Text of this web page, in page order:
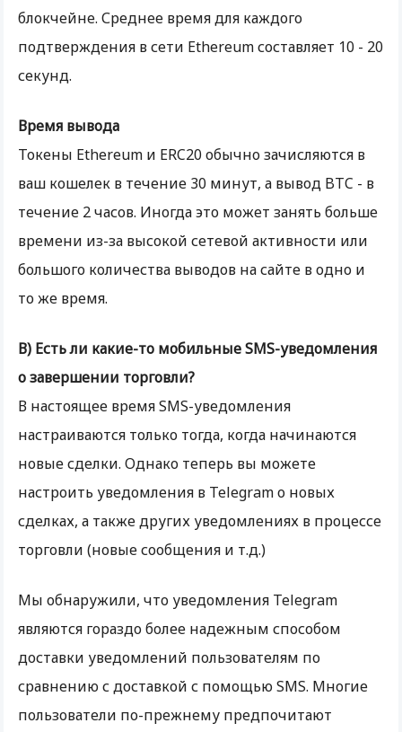
блокчейне. Среднее время для каждого
подтверждения в сети Ethereum составляет 10 - 20
секунд.
Время вывода
Токены Ethereum и ERC20 обычно зачисляются в
ваш кошелек в течение 30 минут, а вывод BTC - в
течение 2 часов. Иногда это может занять больше
времени из-за высокой сетевой активности или
большого количества выводов на сайте в одно и
то же время.
В) Есть ли какие-то мобильные SMS-уведомления
о завершении торговли?
В настоящее время SMS-уведомления
настраиваются только тогда, когда начинаются
новые сделки. Однако теперь вы можете
настроить уведомления в Telegram о новых
сделках, а также других уведомлениях в процессе
торговли (новые сообщения и т.д.)
Мы обнаружили, что уведомления Telegram
являются гораздо более надежным способом
доставки уведомлений пользователям по
сравнению с доставкой с помощью SMS. Многие
пользователи по-прежнему предпочитают